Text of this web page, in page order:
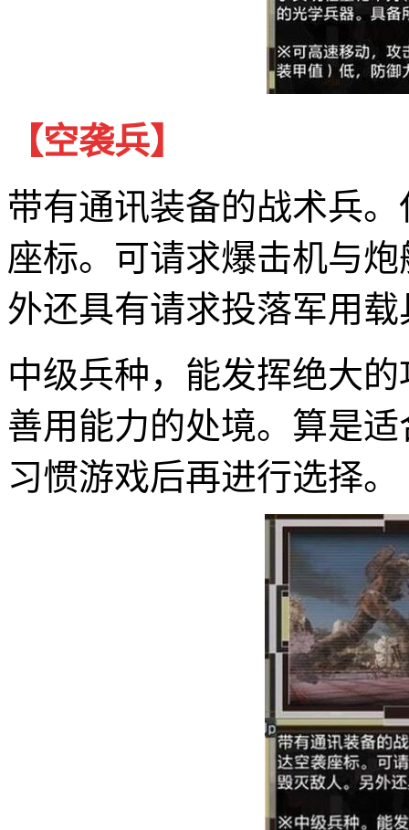
【空袭兵】
带有通讯装备的战术兵
座标。可请求爆击机与
外还具有请求投落军用
中级兵种，能发挥绝大
善用能力的处境。算是适
习惯游戏后再进行选择。